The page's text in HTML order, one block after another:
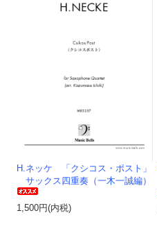
H.ネッケ 「クシコス・ポスト」
サックス四重奏（一木一誠編）
1,500円(内税)